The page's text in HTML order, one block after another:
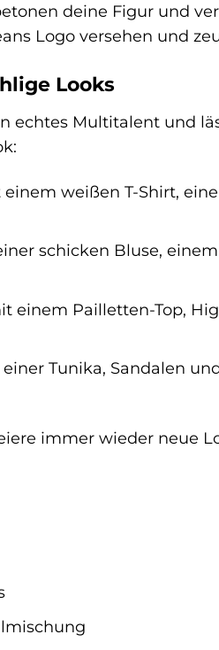
deine Figur und
Logo versehen und
Looks
echtes Multitalent und
weißen T-Shirt,
schicken Bluse,
einem Pailletten-Top,
Tunika, Sandalen
immer wieder neue